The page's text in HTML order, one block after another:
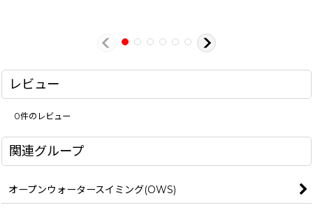
レビュー
0件のレビュー
関連グループ
オープンウォータースイミング(OWS)